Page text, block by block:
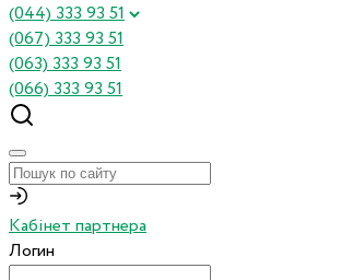
(044) 333 93 51
(067) 333 93 51
(063) 333 93 51
(066) 333 93 51
Кабінет партнера
Логин